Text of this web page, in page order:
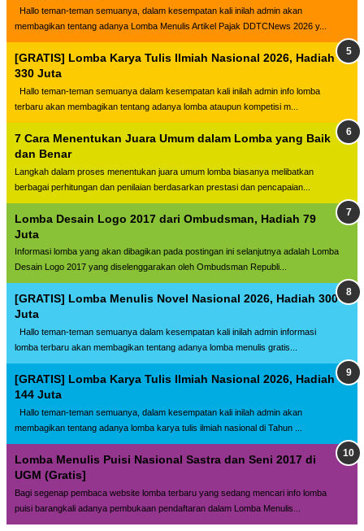
Hallo teman-teman semuanya, dalam kesempatan kali inilah admin akan
membagikan tentang adanya Lomba Menulis Artikel Pajak DDTCNews 2026 y...
[GRATIS] Lomba Karya Tulis Ilmiah Nasional 2026, Hadiah
330 Juta
Hallo teman-teman semuanya dalam kesempatan kali inilah admin info lomba
terbaru akan membagikan tentang adanya lomba ataupun kompetisi m...
7 Cara Menentukan Juara Umum dalam Lomba yang Baik
dan Benar
Langkah dalam proses menentukan juara umum lomba biasanya melibatkan
berbagai perhitungan dan penilaian berdasarkan prestasi dan pencapaian...
Lomba Desain Logo 2017 dari Ombudsman, Hadiah 79
Juta
Informasi lomba yang akan dibagikan pada postingan ini selanjutnya adalah Lomba
Desain Logo 2017 yang diselenggarakan oleh Ombudsman Republi...
[GRATIS] Lomba Menulis Novel Nasional 2026, Hadiah 300
Juta
Hallo teman-teman semuanya dalam kesempatan kali inilah admin informasi
lomba terbaru akan membagikan tentang adanya lomba menulis gratis...
[GRATIS] Lomba Karya Tulis Ilmiah Nasional 2026, Hadiah
144 Juta
Hallo teman-teman semuanya, dalam kesempatan kali inilah admin akan
membagikan tentang adanya lomba karya tulis ilmiah nasional di Tahun ...
Lomba Menulis Puisi Nasional Sastra dan Seni 2017 di
UGM (Gratis]
Bagi segenap pembaca website lomba terbaru yang sedang mencari info lomba
puisi barangkali adanya pembukaan pendaftaran dalam Lomba Menulis...